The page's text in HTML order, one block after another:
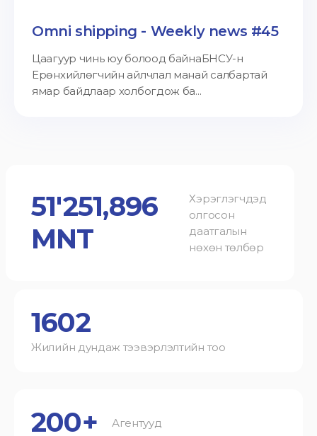
Omni shipping - Weekly news #45
Цаагуур чинь юу болоод байнаБНСУ-н
Ерөнхийлөгчийн айлчлал манай салбартай
ямар байдлаар холбогдож ба...
51'251,896
MNT
Хэрэглэгчдэд
олгосон
даатгалын
нөхөн төлбөр
1602
Жилийн дундаж тээвэрлэлтийн тоо
200+ Агентууд